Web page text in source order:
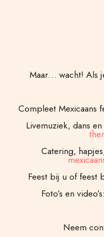
Maar… wacht! Als
Compleet Mexicaans
Livemuziek, dans
Catering,
Feest bij u of feest
Foto’s en video’s:
Neem